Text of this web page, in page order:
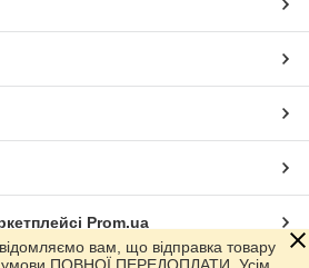
Prom.ua
вам, що відправка товару